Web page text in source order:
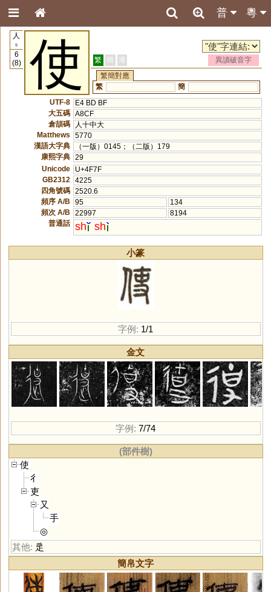
粵
普
人
9
6
(8)
使 繁 簡 港
異讀破音字
繁簡對應
繁
簡
UTF-8
E4 BD BF
大五碼 A8CF
倉頡碼
人十中大
Matthews
5770
漢語大字典
（一版）0145；（二版）179
康熙字典 29
Unicode
U+4F7F
GB2312
4225
四角號碼 2520.6
頻序 A/B
95
134
頻次 A/B
22997
8194
普通話 sh sh
小篆
字例: 1/1
金文
字例: 7/74
(部件樹)
使
彳
吏
又
手
◎
其他: 辵
簡帛文字